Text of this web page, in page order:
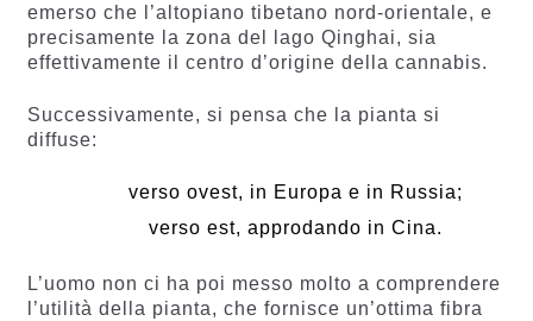
emerso che l’altopiano tibetano nord-orientale, e
precisamente la zona del lago Qinghai, sia
effettivamente il centro d’origine della cannabis.
Successivamente, si pensa che la pianta si
diffuse:
verso ovest, in Europa e in Russia;
verso est, approdando in Cina.
L’uomo non ci ha poi messo molto a comprendere
l’utilità della pianta, che fornisce un’ottima fibra